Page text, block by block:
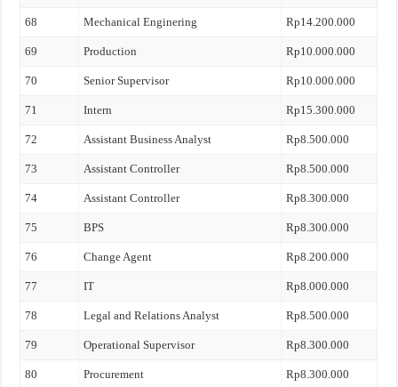
68 Mechanical Enginering Rp14.200.000
69 Production Rp10.000.000
70 Senior Supervisor Rp10.000.000
71 Intern Rp15.300.000
72 Assistant Business Analyst Rp8.500.000
73 Assistant Controller Rp8.500.000
74 Assistant Controller Rp8.300.000
75 BPS Rp8.300.000
76 Change Agent Rp8.200.000
77 IT Rp8.000.000
78 Legal and Relations Analyst Rp8.500.000
79 Operational Supervisor Rp8.300.000
80 Procurement Rp8.300.000